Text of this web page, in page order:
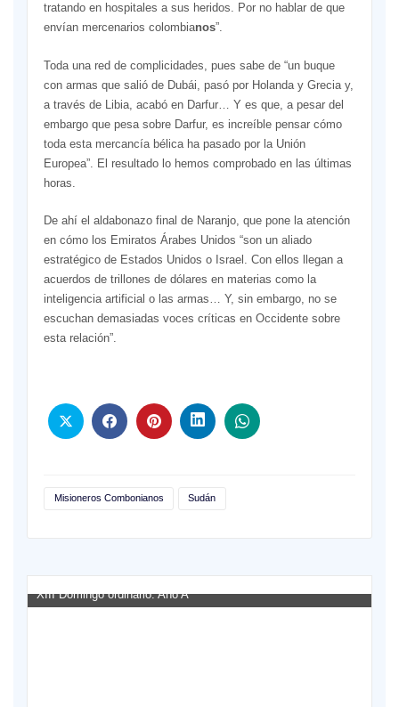
tratando en hospitales a sus heridos. Por no hablar de que
envían mercenarios colombianos”.
Toda una red de complicidades, pues sabe de “un buque
con armas que salió de Dubái, pasó por Holanda y Grecia y,
a través de Libia, acabó en Darfur… Y es que, a pesar del
embargo que pesa sobre Darfur, es increíble pensar cómo
toda esta mercancía bélica ha pasado por la Unión
Europea”. El resultado lo hemos comprobado en las últimas
horas.
De ahí el aldabonazo final de Naranjo, que pone la atención
en cómo los Emiratos Árabes Unidos “son un aliado
estratégico de Estados Unidos o Israel. Con ellos llegan a
acuerdos de trillones de dólares en materias como la
inteligencia artificial o las armas… Y, sin embargo, no se
escuchan demasiadas voces críticas en Occidente sobre
esta relación”.
Misioneros Combonianos Sudán
XIII Domingo ordinario. Año A